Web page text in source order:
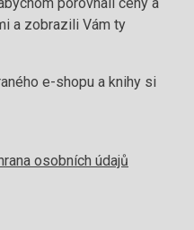
a zobrazili Vám ty
e-shopu a knihy si
osobních údajů